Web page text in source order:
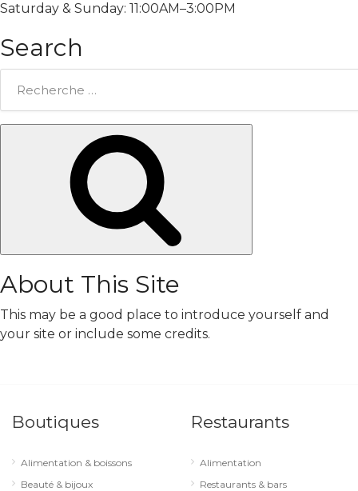
Saturday & Sunday: 11:00AM–3:00PM
Search
About This Site
This may be a good place to introduce yourself and
your site or include some credits.
Boutiques
Alimentation & boissons
Beauté & bijoux
Restaurants
Alimentation
Restaurants & bars